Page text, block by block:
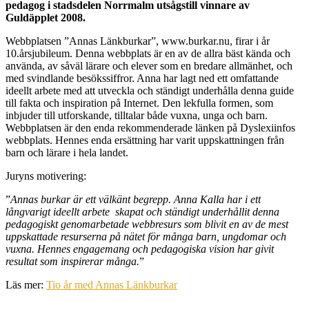
pedagog i stadsdelen Norrmalm utsågstill vinnare av
Guldäpplet 2008.
Webbplatsen ”Annas Länkburkar”, www.burkar.nu, firar i år
10.årsjubileum. Denna webbplats är en av de allra bäst kända och
använda, av såväl lärare och elever som en bredare allmänhet, och
med svindlande besökssiffror. Anna har lagt ned ett omfattande
ideellt arbete med att utveckla och ständigt underhålla denna guide
till fakta och inspiration på Internet. Den lekfulla formen, som
inbjuder till utforskande, tilltalar både vuxna, unga och barn.
Webbplatsen är den enda rekommenderade länken på Dyslexiinfos
webbplats. Hennes enda ersättning har varit uppskattningen från
barn och lärare i hela landet.
Juryns motivering:
”Annas burkar är ett välkänt begrepp. Anna Kalla har i ett
långvarigt ideellt arbete skapat och ständigt underhållit denna
pedagogiskt genomarbetade webbresurs som blivit en av de mest
uppskattade resurserna på nätet för många barn, ungdomar och
vuxna. Hennes engagemang och pedagogiska vision har givit
resultat som inspirerar många.”
Läs mer: Tio år med Annas Länkburkar